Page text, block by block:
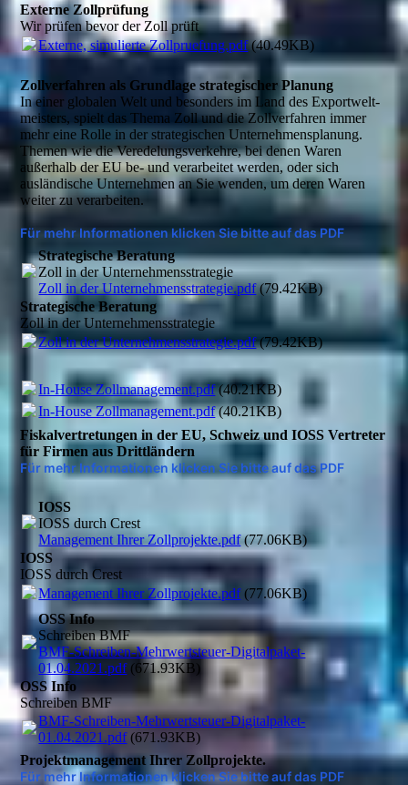
Externe Zollprüfung
Wir prüfen bevor der Zoll prüft
Externe, simulierte Zollpruefung.pdf(40.49KB)
Zollverfahren als Grundlage strategischer Planung
In einer globalen Welt und besonders im Land des Export­welt­
meis­ters, spielt das Thema Zoll und die Zollverfahren immer
mehr eine Rolle in der strategischen Unternehmens­planung.
Themen wie die Veredelungsverkehre, bei denen Waren
außerhalb der EU be- und verarbeitet werden, oder sich
ausländische Unternehmen an Sie wenden, um deren Waren
weiter zu verarbeiten.
Für mehr Informationen klicken Sie bitte auf das PDF
Strategische Beratung
Zoll in der Unternehmensstrategie
Zoll in der Unternehmensstrategie.pdf(79.42KB)
Strategische Beratung
Zoll in der Unternehmensstrategie
Zoll in der Unternehmensstrategie.pdf(79.42KB)
In-House Zollmanagement.pdf(40.21KB)
In-House Zollmanagement.pdf(40.21KB)
Fiskalvertretungen in der EU, Schweiz und IOSS Vertreter
für Firmen aus Drittländern
Für mehr Informationen klicken Sie bitte auf das PDF
IOSS
IOSS durch Crest
Management Ihrer Zollprojekte.pdf(77.06KB)
IOSS
IOSS durch Crest
Management Ihrer Zollprojekte.pdf(77.06KB)
OSS Info
Schreiben BMF
BMF-Schreiben-Mehrwertsteuer-Digitalpaket-
01.04.2021.pdf(671.93KB)
OSS Info
Schreiben BMF
BMF-Schreiben-Mehrwertsteuer-Digitalpaket-
01.04.2021.pdf(671.93KB)
Projektmanagement Ihrer Zollprojekte.
Für mehr Informationen klicken Sie bitte auf das PDF